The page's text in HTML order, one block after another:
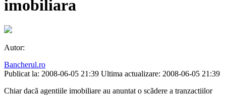
imobiliara
Autor:
Bancherul.ro
Publicat la: 2008-06-05 21:39 Ultima actualizare: 2008-06-05 21:39
Chiar dacã agentiile imobiliare au anuntat o scãdere a tranzactiilor